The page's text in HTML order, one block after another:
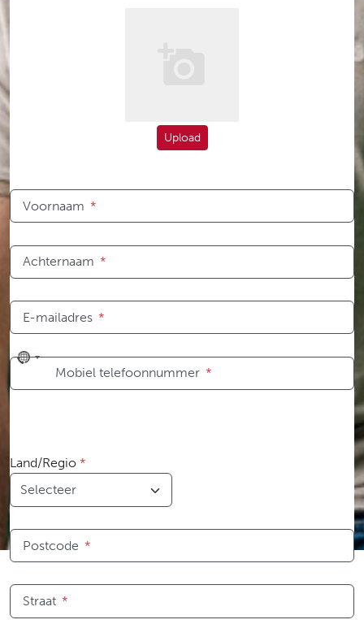
Upload
Voornaam *
Achternaam *
E-mailadres *
No
countryMobiel telefoonnummer *
Land/Regio *
Postcode *
Straat *